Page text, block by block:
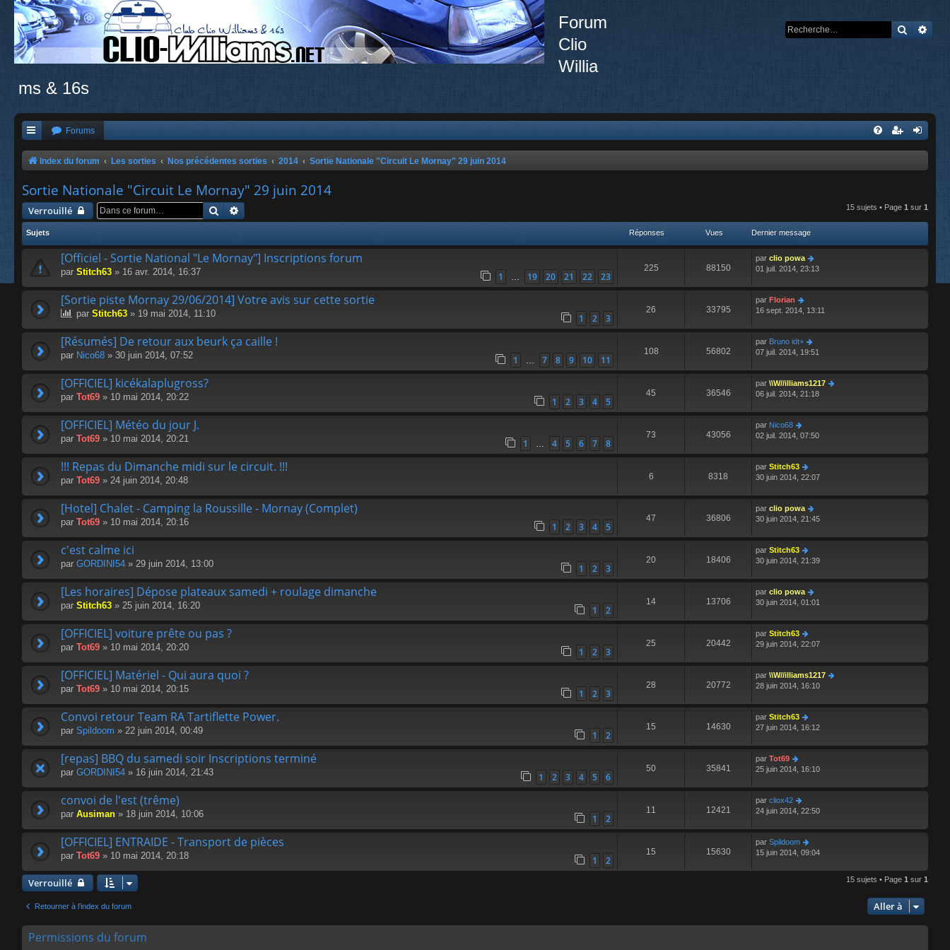
Forum
Clio
Willia
ms & 16s
Forums
Index du forum Les sorties Nos précédentes sorties 2014 Sortie Nationale "Circuit Le Mornay" 29 juin 2014
Sortie Nationale "Circuit Le Mornay" 29 juin 2014
Verrouillé Rechercher 15 sujets • Page 1 sur 1
Sujets Réponses Vues Dernier message
[Officiel - Sortie National "Le Mornay"] Inscriptions forum
par Stitch63 » 16 avr. 2014, 16:37 1 … 19 20 21 22 23
225 88150
par clio powa
01 juil. 2014, 23:13
[Sortie piste Mornay 29/06/2014] Votre avis sur cette sortie
par Stitch63 » 19 mai 2014, 11:10 1 2 3
26 33795
par Florian
16 sept. 2014, 13:11
[Résumés] De retour aux beurk ça caille !
par Nico68 » 30 juin 2014, 07:52 1 … 7 8 9 10 11
108 56802
par Bruno idt+
07 juil. 2014, 19:51
[OFFICIEL] kicékalaplugross?
par Tot69 » 10 mai 2014, 20:22 1 2 3 4 5
45 36546
par \\W//illiams1217
06 juil. 2014, 21:18
[OFFICIEL] Météo du jour J.
par Tot69 » 10 mai 2014, 20:21 1 … 4 5 6 7 8
73 43056
par Nico68
02 juil. 2014, 07:50
!!! Repas du Dimanche midi sur le circuit. !!!
par Tot69 » 24 juin 2014, 20:48 6 8318
par Stitch63
30 juin 2014, 22:07
[Hotel] Chalet - Camping la Roussille - Mornay (Complet)
par Tot69 » 10 mai 2014, 20:16 1 2 3 4 5
47 36806
par clio powa
30 juin 2014, 21:45
c'est calme ici
par GORDINI54 » 29 juin 2014, 13:00 1 2 3
20 18406
par Stitch63
30 juin 2014, 21:39
[Les horaires] Dépose plateaux samedi + roulage dimanche
par Stitch63 » 25 juin 2014, 16:20 1 2
14 13706
par clio powa
30 juin 2014, 01:01
[OFFICIEL] voiture prête ou pas ?
par Tot69 » 10 mai 2014, 20:20 1 2 3
25 20442
par Stitch63
29 juin 2014, 22:07
[OFFICIEL] Matériel - Qui aura quoi ?
par Tot69 » 10 mai 2014, 20:15 1 2 3
28 20772
par \\W//illiams1217
28 juin 2014, 16:10
Convoi retour Team RA Tartiflette Power.
par Spildoom » 22 juin 2014, 00:49 1 2
15 14630
par Stitch63
27 juin 2014, 16:12
[repas] BBQ du samedi soir Inscriptions terminé
par GORDINI54 » 16 juin 2014, 21:43 1 2 3 4 5 6
50 35841
par Tot69
25 juin 2014, 16:10
convoi de l'est (trême)
par Ausiman » 18 juin 2014, 10:06 1 2
11 12421
par cliox42
24 juin 2014, 22:50
[OFFICIEL] ENTRAIDE - Transport de pièces
par Tot69 » 10 mai 2014, 20:18 1 2
15 15630
par Spildoom
15 juin 2014, 09:04
Verrouillé 15 sujets • Page 1 sur 1
Retourner à l’index du forum Aller à
Permissions du forum